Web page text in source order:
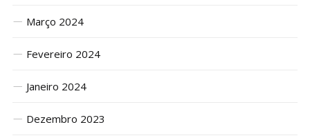
Março 2024
Fevereiro 2024
Janeiro 2024
Dezembro 2023